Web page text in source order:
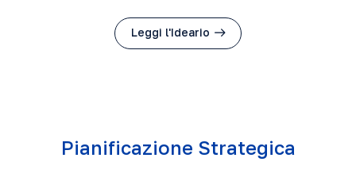
Leggi l'Ideario
Pianificazione Strategica